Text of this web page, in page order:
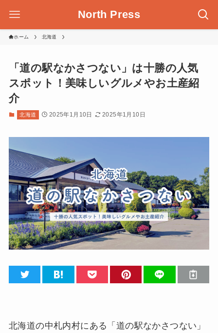
North Press
ホーム 北海道
「道の駅なかさつない」は十勝の人気
スポット！美味しいグルメやお土産紹
介
北海道 2025年1月10日 2025年1月10日
北海道の中札内村にある「道の駅なかさつない」